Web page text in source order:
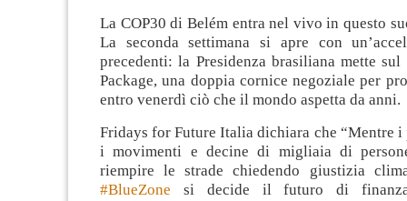
La COP30 di Belém entra nel vivo in questo
La seconda settimana si apre con
precedenti: la Presidenza brasiliana mette
Package, una doppia cornice negoziale per
entro venerdì ciò che il mondo aspetta da anni.
Fridays for Future Italia dichiara che “Mentre
i movimenti e decine di migliaia di
riempire le strade chiedendo giustizia
#BlueZone si decide il futuro di finanza,